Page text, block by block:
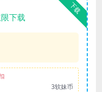
下载
下载
3软妹币